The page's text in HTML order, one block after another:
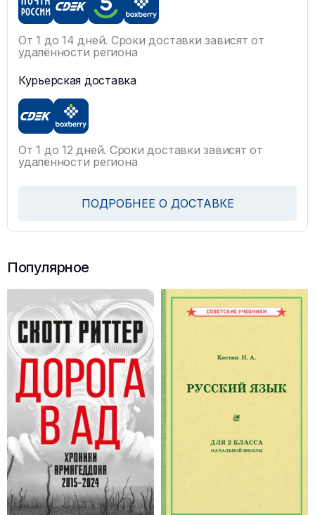
От 1 до 14 дней. Сроки доставки зависят от
удалённости региона
Курьерская доставка
От 1 до 12 дней. Сроки доставки зависят от
удалённости региона
ПОДРОБНЕЕ О ДОСТАВКЕ
Популярное